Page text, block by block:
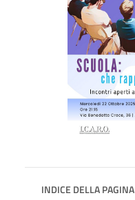
INDICE DELLA PAGINA